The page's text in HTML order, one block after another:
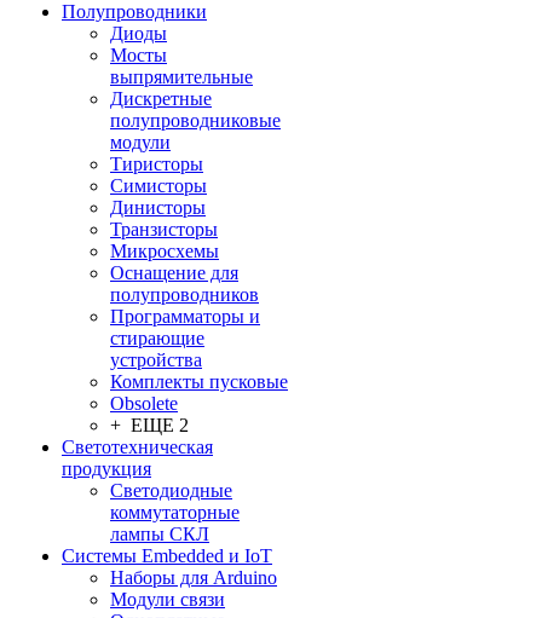
Полупроводники
Диоды
Мосты
выпрямительные
Дискретные
полупроводниковые
модули
Тиристоры
Симисторы
Динисторы
Транзисторы
Микросхемы
Оснащение для
полупроводников
Программаторы и
стирающие
устройства
Комплекты пусковые
Obsolete
+ ЕЩЕ 2
Светотехническая
продукция
Светодиодные
коммутаторные
лампы СКЛ
Системы Embedded и IoT
Наборы для Arduino
Модули связи